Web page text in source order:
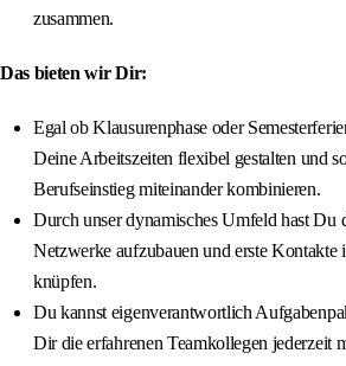
zusammen.
Das bieten wir Dir:
Egal ob Klausurenphase oder
Deine Arbeitszeiten flexibel gestalten und
Berufseinstieg miteinander kombinieren.
Durch unser dynamisches Umfeld hast Du
Netzwerke aufzubauen und erste Kontakte
knüpfen.
Du kannst eigenverantwortlich
Dir die erfahrenen Teamkollegen jederzeit